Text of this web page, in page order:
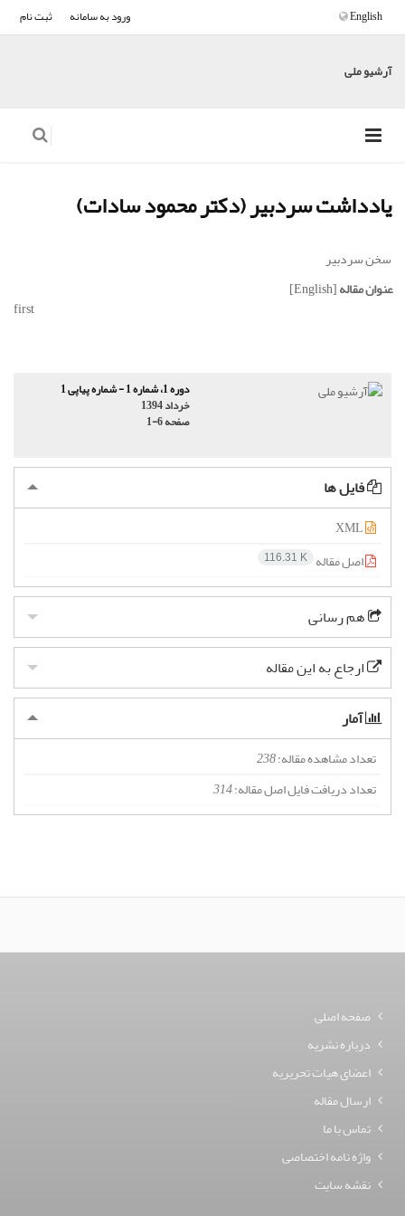
ورود به سامانه ثبت نام English
آرشیو ملی
یادداشت سردبیر (دکتر محمود سادات)
سخن سردبیر
عنوان مقاله[English]
first
دوره 1، شماره 1 - شماره پیاپی 1
خرداد 1394
صفحه1-6
فایل ها
اصل مقاله
116.31 K
هم رسانی
ارجاع به این مقاله
آمار
تعداد مشاهده مقاله:238
تعداد دریافت فایل اصل مقاله:314
صفحه اصلی
درباره نشریه
اعضای هیات تحریریه
ارسال مقاله
تماس با ما
واژه نامه اختصاصی
نقشه سایت